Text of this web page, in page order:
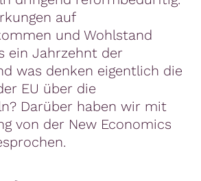
auf
und Wohlstand
ein Jahrzehnt der
was denken eigentlich die
EU über die
Darüber haben wir mit
von der New Economics